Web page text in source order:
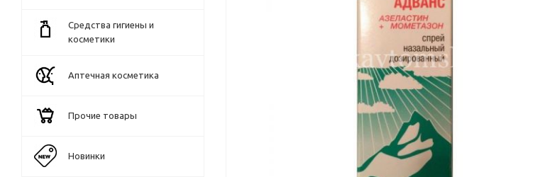
Средства гигиены и
косметики
Аптечная косметика
Прочие товары
Новинки